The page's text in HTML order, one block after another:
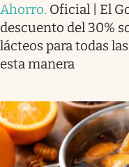
Ahorro. Oficial | El
descuento del 30%
lácteos para todas
esta manera